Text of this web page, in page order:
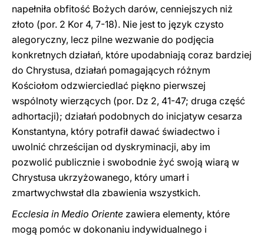
napełniła obfitość Bożych darów, cenniejszych niż
złoto (por. 2 Kor 4, 7-18). Nie jest to język czysto
alegoryczny, lecz pilne wezwanie do podjęcia
konkretnych działań, które upodabniają coraz bardziej
do Chrystusa, działań pomagających różnym
Kościołom odzwierciedlać piękno pierwszej
wspólnoty wierzących (por. Dz 2, 41-47; druga część
adhortacji); działań podobnych do inicjatyw cesarza
Konstantyna, który potrafił dawać świadectwo i
uwolnić chrześcijan od dyskryminacji, aby im
pozwolić publicznie i swobodnie żyć swoją wiarą w
Chrystusa ukrzyżowanego, który umarł i
zmartwychwstał dla zbawienia wszystkich.
Ecclesia in Medio Oriente zawiera elementy, które
mogą pomóc w dokonaniu indywidualnego i